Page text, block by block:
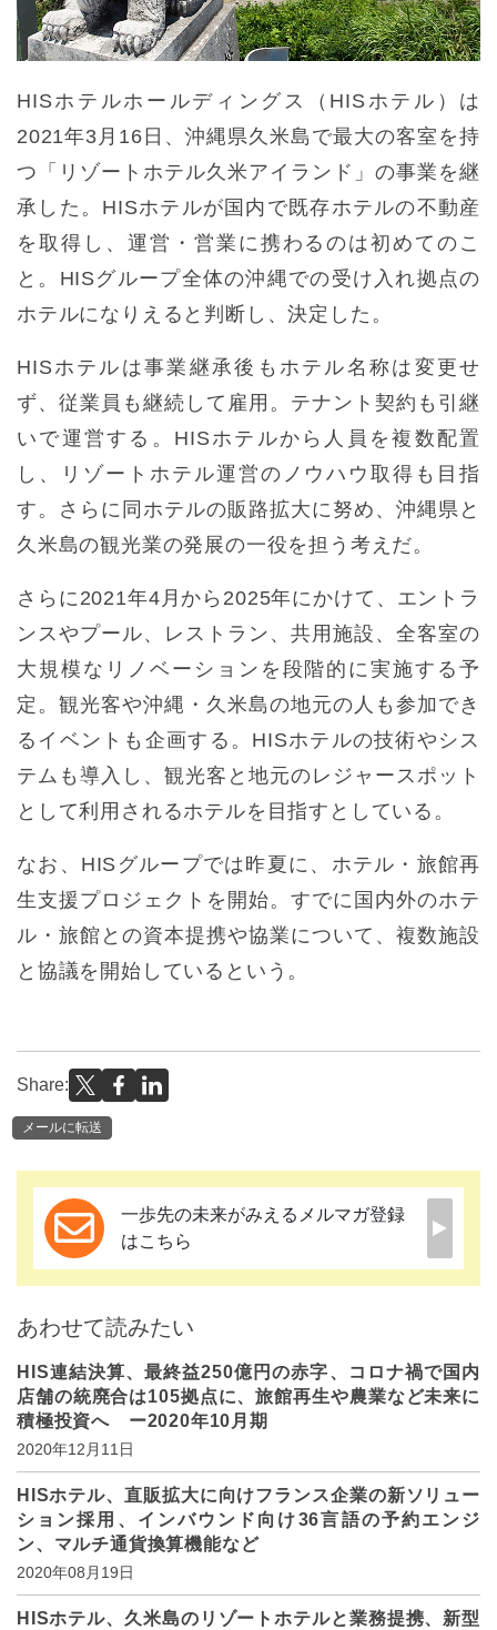
HISホテルホールディングス（HISホテル）は
2021年3月16日、沖縄県久米島で最大の客室を持
つ「リゾートホテル久米アイランド」の事業を継
承した。HISホテルが国内で既存ホテルの不動産
を取得し、運営・営業に携わるのは初めてのこ
と。HISグループ全体の沖縄での受け入れ拠点の
ホテルになりえると判断し、決定した。
HISホテルは事業継承後もホテル名称は変更せ
ず、従業員も継続して雇用。テナント契約も引継
いで運営する。HISホテルから人員を複数配置
し、リゾートホテル運営のノウハウ取得も目指
す。さらに同ホテルの販路拡大に努め、沖縄県と
久米島の観光業の発展の一役を担う考えだ。
さらに2021年4月から2025年にかけて、エントラ
ンスやプール、レストラン、共用施設、全客室の
大規模なリノベーションを段階的に実施する予
定。観光客や沖縄・久米島の地元の人も参加でき
るイベントも企画する。HISホテルの技術やシス
テムも導入し、観光客と地元のレジャースポット
として利用されるホテルを目指すとしている。
なお、HISグループでは昨夏に、ホテル・旅館再
生支援プロジェクトを開始。すでに国内外のホテ
ル・旅館との資本提携や協業について、複数施設
と協議を開始しているという。
Share:
メールに転送
一歩先の未来がみえるメルマガ登録
はこちら
あわせて読みたい
HIS連結決算、最終益250億円の赤字、コロナ禍で国内
店舗の統廃合は105拠点に、旅館再生や農業など未来に
積極投資へ ー2020年10月期
2020年12月11日
HISホテル、直販拡大に向けフランス企業の新ソリュー
ション採用、インバウンド向け36言語の予約エンジ
ン、マルチ通貨換算機能など
2020年08月19日
HISホテル、久米島のリゾートホテルと業務提携、新型